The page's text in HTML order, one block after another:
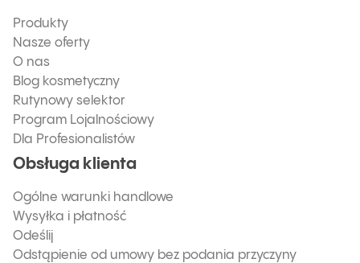
Produkty
Nasze oferty
O nas
Blog kosmetyczny
Rutynowy selektor
Program Lojalnościowy
Dla Profesionalistów
Obsługa klienta
Ogólne warunki handlowe
Wysyłka i płatność
Odeślij
Odstąpienie od umowy bez podania przyczyny